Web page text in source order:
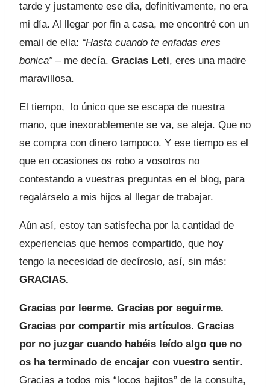
tarde y justamente ese día, definitivamente, no era
mi día. Al llegar por fin a casa, me encontré con un
email de ella: “Hasta cuando te enfadas eres
bonica”– me decía. Gracias Leti, eres una madre
maravillosa.
El tiempo, lo único que se escapa de nuestra
mano, que inexorablemente se va, se aleja. Que no
se compra con dinero tampoco. Y ese tiempo es el
que en ocasiones os robo a vosotros no
contestando a vuestras preguntas en el blog, para
regalárselo a mis hijos al llegar de trabajar.
Aún así, estoy tan satisfecha por la cantidad de
experiencias que hemos compartido, que hoy
tengo la necesidad de decíroslo, así, sin más:
GRACIAS.
Gracias por leerme. Gracias por seguirme.
Gracias por compartir mis artículos. Gracias
por no juzgar cuando habéis leído algo que no
os ha terminado de encajar con vuestro sentir.
Gracias a todos mis “locos bajitos” de la consulta,